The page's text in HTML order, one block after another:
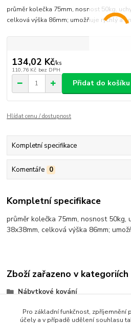
průměr kolečka 75mm, nosnost 50kg,
celková výška 86mm; umožňuje rychlý a
134,02 Kč/ks
110,76 Kč bez DPH
Přidat do košíku
Hlídat cenu / dostupnost
Kompletní specifikace
Komentáře 0
Kompletní specifikace
průměr kolečka 75mm, nosnost 50kg,
38x38mm, celková výška 86mm;
Zboží zařazeno v kategoriích
Nábytkové kování
Nábytkové kolečka
Pro základní funkčnost, zpříjemnění
účely a v případě udělení souhlasu